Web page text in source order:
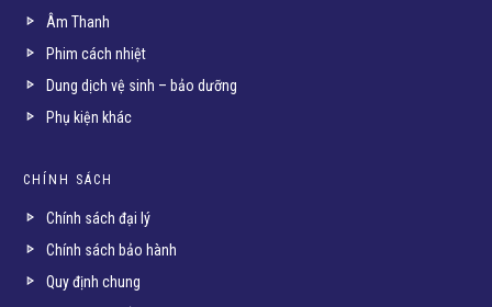
Âm Thanh
Phim cách nhiệt
Dung dịch vệ sinh – bảo dưỡng
Phụ kiện khác
CHÍNH SÁCH
Chính sách đại lý
Chính sách bảo hành
Quy định chung